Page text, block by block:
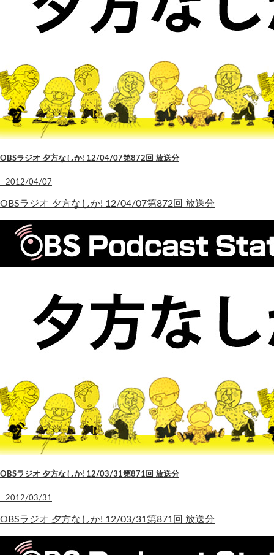
OBSラジオ 夕方なしか! 12/04/07第872回 放送分
2012/04/07
OBSラジオ 夕方なしか! 12/04/07第872回 放送分
OBSラジオ 夕方なしか! 12/03/31第871回 放送分
2012/03/31
OBSラジオ 夕方なしか! 12/03/31第871回 放送分